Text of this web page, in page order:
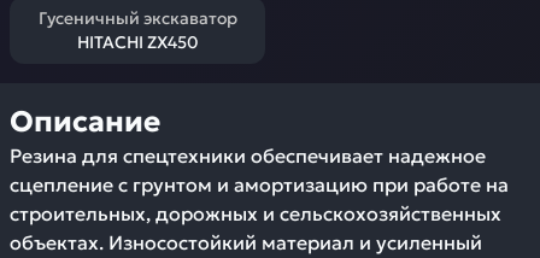
Гусеничный экскаватор
HITACHI ZX450
Описание
Резина для спецтехники обеспечивает надежное
сцепление с грунтом и амортизацию при работе на
строительных, дорожных и сельскохозяйственных
объектах. Износостойкий материал и усиленный